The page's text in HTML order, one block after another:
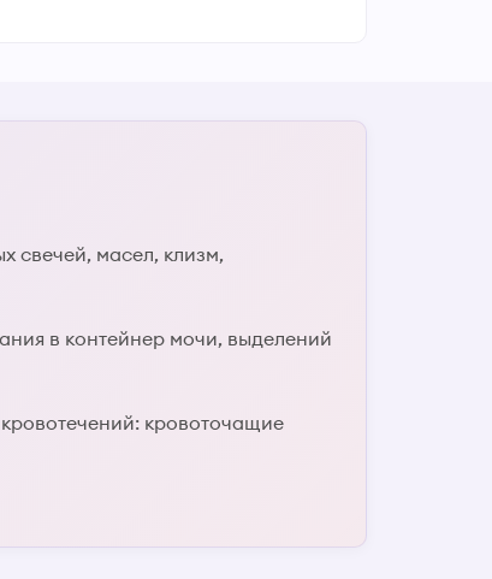
свечей, масел, клизм,
в контейнер мочи, выделений
кровоточащие